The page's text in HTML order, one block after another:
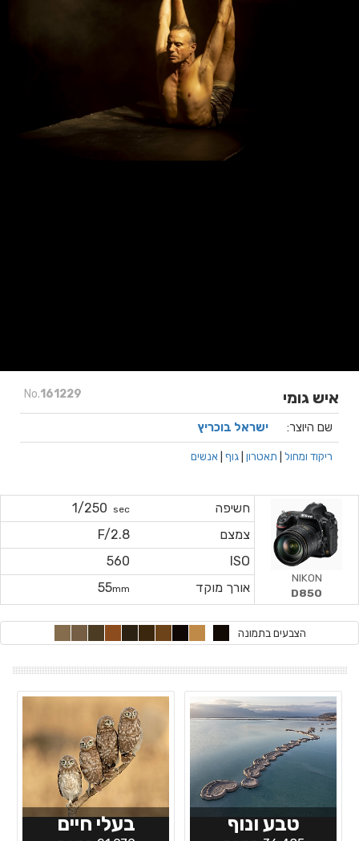
No.161229 איש גומי
שם היוצר: ישראל בוכריץ
ריקוד ומחול תאטרון גוף אנשים
חשיפה sec
1/250
צמצם
F/2.8
ISO
560
אורך מוקד
55mm
NIKON
D850
הצבעים בתמונה
טבע ונוף בעלי חיים